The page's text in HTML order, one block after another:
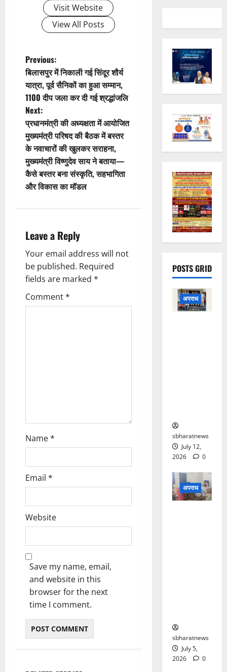
Visit Website
View All Posts
P
o
s
t
n
a
v
g
a
t
i
Previous:
बिलासपुर में निकाली गई सिंदूर शौर्य
यात्रा, पूर्व सैनिकों का हुआ सम्मान,
1100 दीप जला कर दी गई श्रद्धांजलि
Next:
प्रधानमंत्री की अध्यक्षता में आयोजित
मुख्यमंत्री परिषद की बैठक में बस्तर
के नवाचारों की खुलकर सराहना,
मुख्यमंत्री विष्णुदेव साय ने बताया—
कैसे बस्तर बना संस्कृति, सहभागिता
और विकास का मॉडल
Leave a Reply
Your email address will not
be published. Required
fields are marked *
Comment*
Name*
Email *
Website
Save my name, email,
and website in this
browser for the next
time I comment.
POSTS GRID
अपराध
sbharatnews
July 12,
2026
0
अपराध
sbharatnews
July 5,
2026
0